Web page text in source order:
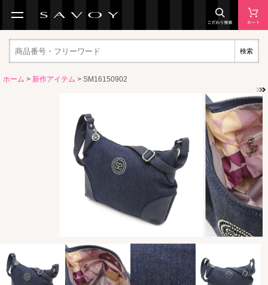
検索
ホーム > 新作アイテム > SM16150902